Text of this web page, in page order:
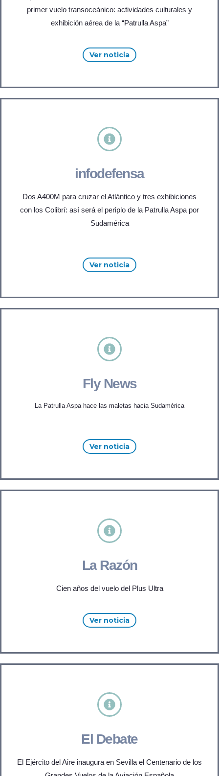
primer vuelo transoceánico: actividades culturales y
exhibición aérea de la “Patrulla Aspa”
Ver noticia
infodefensa
Dos A400M para cruzar el Atlántico y tres exhibiciones
con los Colibrí: así será el periplo de la Patrulla Aspa por
Sudamérica
Ver noticia
Fly News
La Patrulla Aspa hace las maletas hacia Sudamérica
Ver noticia
La Razón
Cien años del vuelo del Plus Ultra
Ver noticia
El Debate
El Ejército del Aire inaugura en Sevilla el Centenario de los